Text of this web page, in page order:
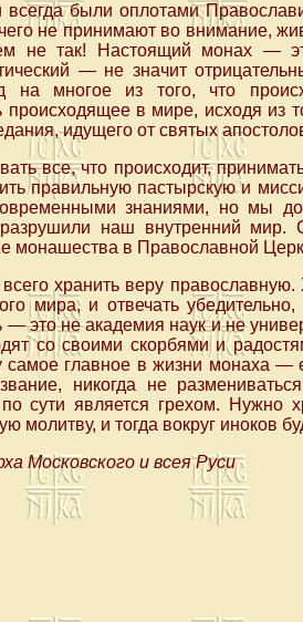
были оплотами
не принимают во внимание,
не так! Настоящий монах —
— не значит
на многое из того, что
происходящее в мире, исходя из
идущего от святых
все, что происходит,
правильную пастырскую и
знаниями, но мы
наш внутренний мир.
монашества в Православной
хранить веру
мира, и отвечать
это не академия наук и не
со своими скорбями и
самое главное в жизни монаха —
никогда не
сути является грехом. Нужно
молитву, и тогда вокруг иноков
Московского и всея Руси